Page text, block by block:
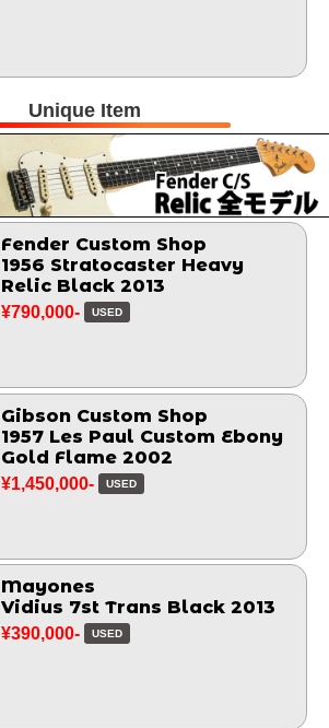
Unique Item
Fender Custom Shop
1956 Stratocaster Heavy
Relic Black 2013
¥790,000- USED
Gibson Custom Shop
1957 Les Paul Custom Ebony
Gold Flame 2002
¥1,450,000- USED
Mayones
Vidius 7st Trans Black 2013
¥390,000- USED